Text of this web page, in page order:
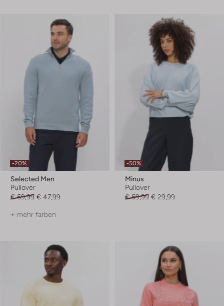
-20%
Selected Men
Pullover
€ 59,99 € 47,99
+ mehr farben
-50%
Minus
Pullover
€ 59,99 € 29,99